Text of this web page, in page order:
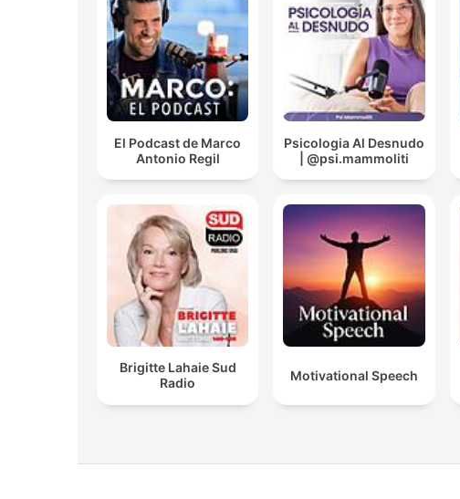
El Podcast de Marco
Antonio Regil
Psicologia Al Desnudo
| @psi.mammoliti
Brigitte Lahaie Sud
Radio
Motivational Speech